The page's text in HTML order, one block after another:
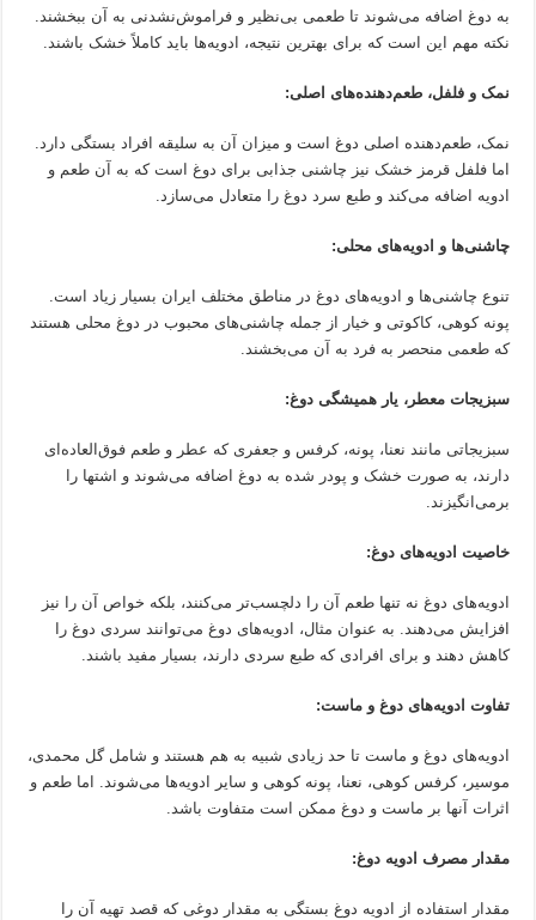
به دوغ اضافه می‌شوند تا طعمی بی‌نظیر و فراموش‌نشدنی به آن ببخشند.
نکته مهم این است که برای بهترین نتیجه، ادویه‌ها باید کاملاً خشک باشند.
نمک و فلفل، طعم‌دهنده‌های اصلی:
نمک، طعم‌دهنده اصلی دوغ است و میزان آن به سلیقه افراد بستگی دارد.
اما فلفل قرمز خشک نیز چاشنی جذابی برای دوغ است که به آن طعم و
ادویه اضافه می‌کند و طبع سرد دوغ را متعادل می‌سازد.
چاشنی‌ها و ادویه‌های محلی:
تنوع چاشنی‌ها و ادویه‌های دوغ در مناطق مختلف ایران بسیار زیاد است.
پونه کوهی، کاکوتی و خیار از جمله چاشنی‌های محبوب در دوغ محلی هستند
که طعمی منحصر به فرد به آن می‌بخشند.
سبزیجات معطر، یار همیشگی دوغ:
سبزیجاتی مانند نعنا، پونه، کرفس و جعفری که عطر و طعم فوق‌العاده‌ای
دارند، به صورت خشک و پودر شده به دوغ اضافه می‌شوند و اشتها را
برمی‌انگیزند.
خاصیت ادویه‌های دوغ:
ادویه‌های دوغ نه تنها طعم آن را دلچسب‌تر می‌کنند، بلکه خواص آن را نیز
افزایش می‌دهند. به عنوان مثال، ادویه‌های دوغ می‌توانند سردی دوغ را
کاهش دهند و برای افرادی که طبع سردی دارند، بسیار مفید باشند.
تفاوت ادویه‌های دوغ و ماست:
ادویه‌های دوغ و ماست تا حد زیادی شبیه به هم هستند و شامل گل محمدی،
موسیر، کرفس کوهی، نعنا، پونه کوهی و سایر ادویه‌ها می‌شوند. اما طعم و
اثرات آنها بر ماست و دوغ ممکن است متفاوت باشد.
مقدار مصرف ادویه دوغ:
مقدار استفاده از ادویه دوغ بستگی به مقدار دوغی که قصد تهیه آن را